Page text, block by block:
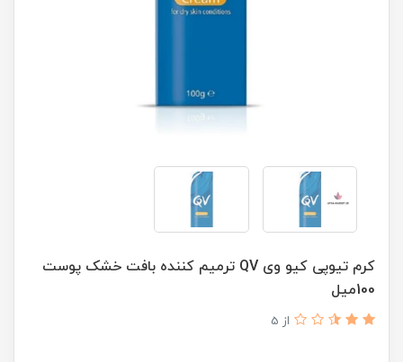
کرم تیوپی کیو وی QV ترمیم کننده بافت خشک پوست
100میل
از 5